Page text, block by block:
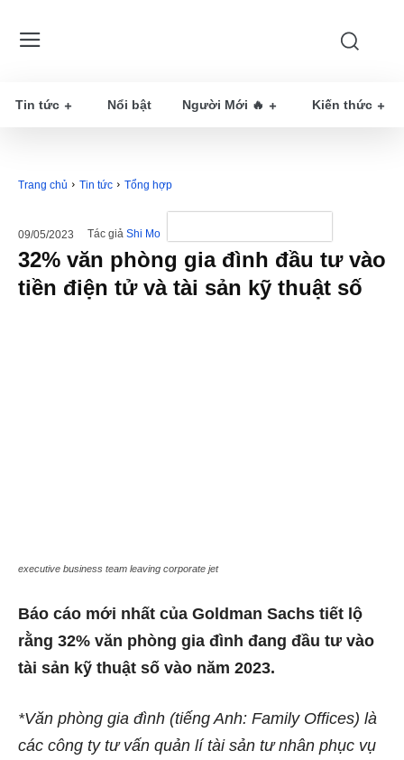
Tin tức Nổi bật Người Mới 🔥 Kiến thức
Trang chủ Tin tức Tổng hợp
09/05/2023 Tác giả Shi Mo
32% văn phòng gia đình đầu tư vào
tiền điện tử và tài sản kỹ thuật số
executive business team leaving corporate jet
Báo cáo mới nhất của Goldman Sachs tiết lộ
rằng 32% văn phòng gia đình đang đầu tư vào
tài sản kỹ thuật số vào năm 2023.
*Văn phòng gia đình (tiếng Anh: Family Offices) là
các công ty tư vấn quản lí tài sản tư nhân phục vụ